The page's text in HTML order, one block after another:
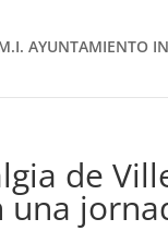
AYUNTAMIENTO
de